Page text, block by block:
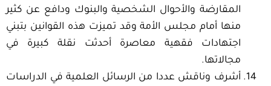
المقارضة والأحوال الشخصية والبنوك ودافع عن كثير
منها أمام مجلس الأمة وقد تميزت هذه القوانين بتبني
اجتهادات فقهية معاصرة أحدثت نقلة كبيرة في
مجالاتها.
أشرف وناقش عددا من الرسائل العلمية في الدراسات